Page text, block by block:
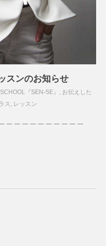
スンのお知らせ
『SEN-SE』 , お伝えした
ス , レッスン